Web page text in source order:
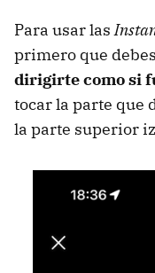
Para usar las
primero que
dirigirte como si
tocar la parte que
la parte superior